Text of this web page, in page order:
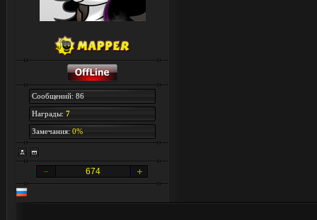
Сообщений: 86
Награды: 7
Замечания: 0%
674